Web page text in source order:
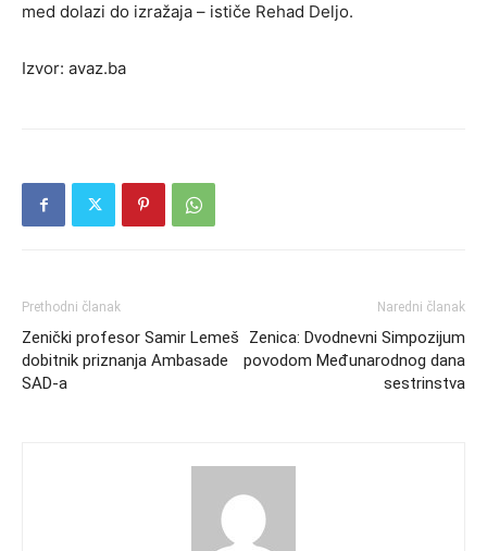
med dolazi do izražaja – ističe Rehad Deljo.
Izvor: avaz.ba
Prethodni članak
Zenički profesor Samir Lemeš
dobitnik priznanja Ambasade
SAD-a
Naredni članak
Zenica: Dvodnevni Simpozijum
povodom Međunarodnog dana
sestrinstva